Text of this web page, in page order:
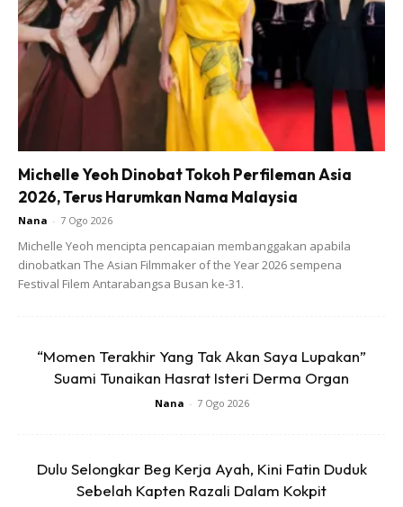
Michelle Yeoh Dinobat Tokoh Perfileman Asia
2026, Terus Harumkan Nama Malaysia
Nana - 7 Ogo 2026
Michelle Yeoh mencipta pencapaian membanggakan apabila
dinobatkan The Asian Filmmaker of the Year 2026 sempena
Festival Filem Antarabangsa Busan ke-31.
“Momen Terakhir Yang Tak Akan Saya Lupakan”
Suami Tunaikan Hasrat Isteri Derma Organ
Nana - 7 Ogo 2026
Dulu Selongkar Beg Kerja Ayah, Kini Fatin Duduk
Sebelah Kapten Razali Dalam Kokpit